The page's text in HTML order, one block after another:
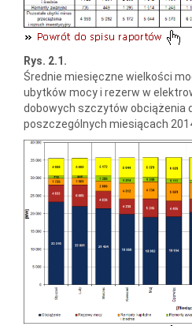
Rys. 2.1.
Średnie miesięczne wielkości
ubytków mocy i rezerw w
dobowych szczytów obciążenia
poszczególnych miesiącach